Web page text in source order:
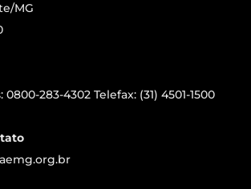
MG
283-4302 Telefax: (31) 4501-1500